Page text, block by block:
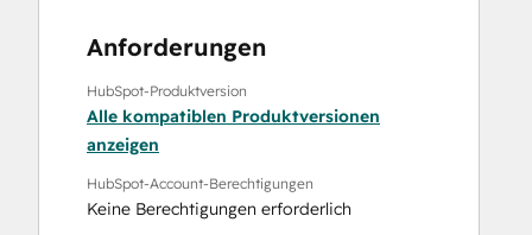
Anforderungen
HubSpot-Produktversion
Alle kompatiblen Produktversionen
anzeigen
HubSpot-Account-Berechtigungen
Keine Berechtigungen erforderlich